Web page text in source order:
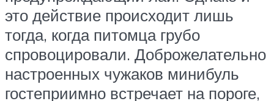
это действие происходит лишь
тогда, когда питомца грубо
спровоцировали. Доброжелательно
настроенных чужаков минибуль
гостеприимно встречает на пороге,